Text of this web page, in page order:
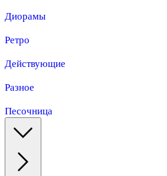
Диорамы
Ретро
Действующие
Разное
Песочница